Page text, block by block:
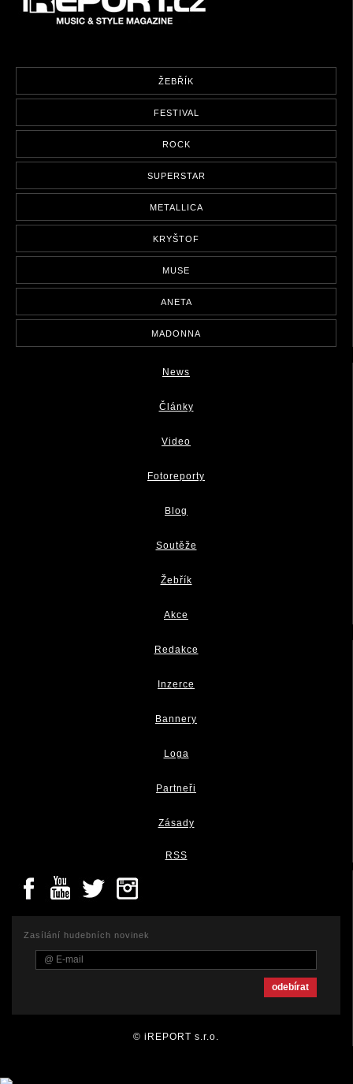
ŽEBŘÍK
FESTIVAL
ROCK
SUPERSTAR
METALLICA
KRYŠTOF
MUSE
ANETA
MADONNA
News
Články
Video
Fotoreporty
Blog
Soutěže
Žebřík
Akce
Redakce
Inzerce
Bannery
Loga
Partneři
Zásady
RSS
Zasílání hudebních novinek
© iREPORT s.r.o.